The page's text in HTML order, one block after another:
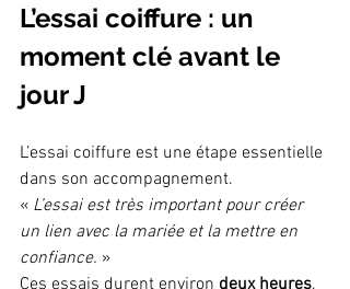
L’essai coiffure : un
moment clé avant le
jour J
L’essai coiffure est une étape essentielle
dans son accompagnement.
« L’essai est très important pour créer
un lien avec la mariée et la mettre en
confiance. »
Ces essais durent environ deux heures,